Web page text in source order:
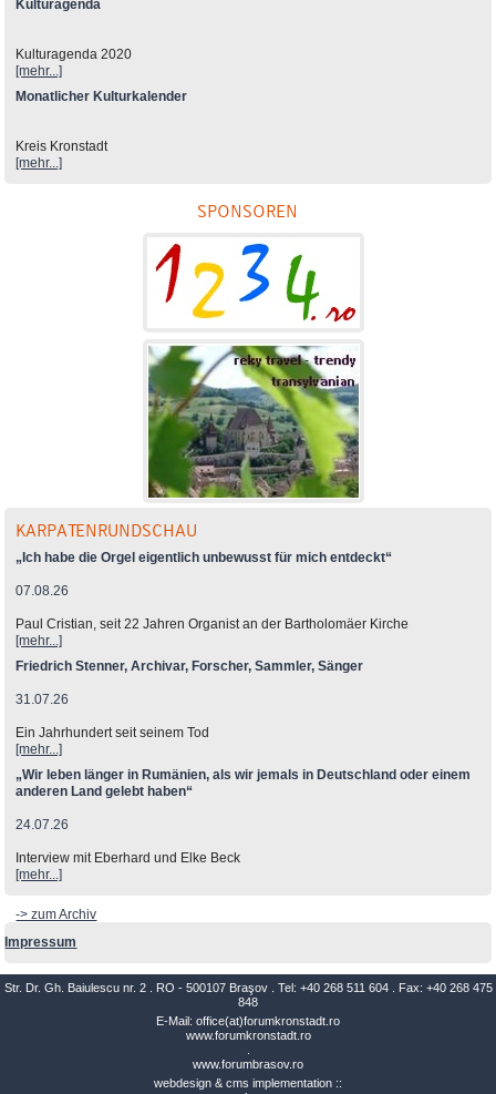
Kulturagenda
Kulturagenda 2020
[mehr...]
Monatlicher Kulturkalender
Kreis Kronstadt
[mehr...]
SPONSOREN
KARPATENRUNDSCHAU
„Ich habe die Orgel eigentlich unbewusst für mich entdeckt“
07.08.26
Paul Cristian, seit 22 Jahren Organist an der Bartholomäer Kirche
[mehr...]
Friedrich Stenner, Archivar, Forscher, Sammler, Sänger
31.07.26
Ein Jahrhundert seit seinem Tod
[mehr...]
„Wir leben länger in Rumänien, als wir jemals in Deutschland oder einem
anderen Land gelebt haben“
24.07.26
Interview mit Eberhard und Elke Beck
[mehr...]
-> zum Archiv
Impressum
Str. Dr. Gh. Baiulescu nr. 2 . RO - 500107 Braşov . Tel: +40 268 511 604 . Fax: +40 268 475
848
E-Mail: office(at)forumkronstadt.ro
www.forumkronstadt.ro
www.forumbrasov.ro
webdesign & cms implementation ::